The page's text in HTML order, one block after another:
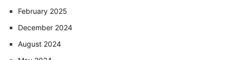
February 2025
December 2024
August 2024